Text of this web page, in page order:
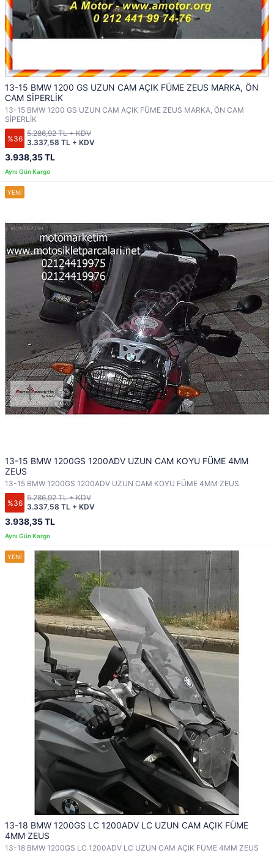
13-15 BMW 1200 GS UZUN CAM AÇIK FÜME ZEUS MARKA, ÖN
CAM SİPERLİK
13-15 BMW 1200 GS UZUN CAM AÇIK FÜME ZEUS MARKA, ÖN CAM
SİPERLİK
%36
3.938,35 TL
3.337,58 TL + KDV
5.286,92 TL + KDV
13-15 BMW 1200GS 1200ADV UZUN CAM KOYU FÜME 4MM
ZEUS
13-15 BMW 1200GS 1200ADV UZUN CAM KOYU FÜME 4MM ZEUS
%36
3.938,35 TL
3.337,58 TL + KDV
5.286,92 TL + KDV
13-18 BMW 1200GS LC 1200ADV LC UZUN CAM AÇIK FÜME
4MM ZEUS
13-18 BMW 1200GS LC 1200ADV LC UZUN CAM AÇIK FÜME 4MM ZEUS